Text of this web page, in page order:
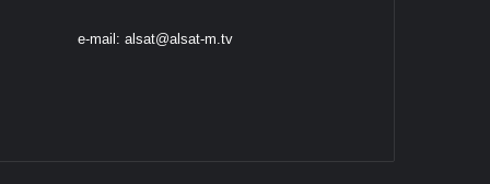
e-mail: alsat@alsat-m.tv